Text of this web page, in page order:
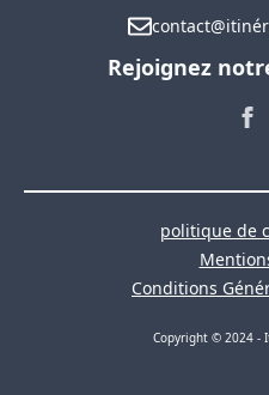
Rejoignez
politique de
Conditions
Copyright © 2024 -